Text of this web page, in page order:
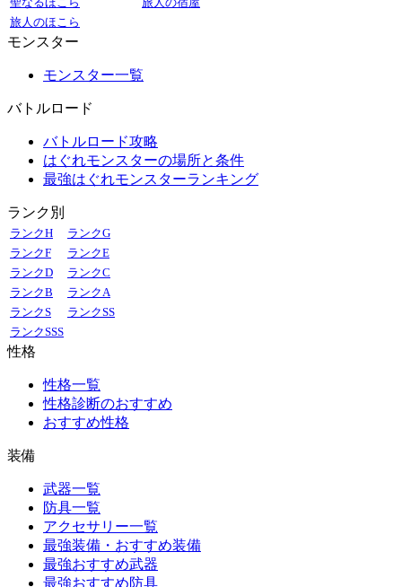
旅人のほこら
モンスター
モンスター一覧
バトルロード
バトルロード攻略
はぐれモンスターの場所と条件
最強はぐれモンスターランキング
ランク別
ランクH
ランクG
ランクF
ランクE
ランクD
ランクC
ランクB
ランクA
ランクS
ランクSS
ランクSSS
性格
性格一覧
性格診断のおすすめ
おすすめ性格
装備
武器一覧
防具一覧
アクセサリー一覧
最強装備・おすすめ装備
最強おすすめ武器
最強おすすめ防具